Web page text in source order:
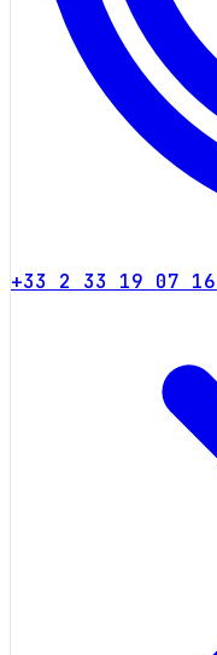
+33 2 33 19 07 16